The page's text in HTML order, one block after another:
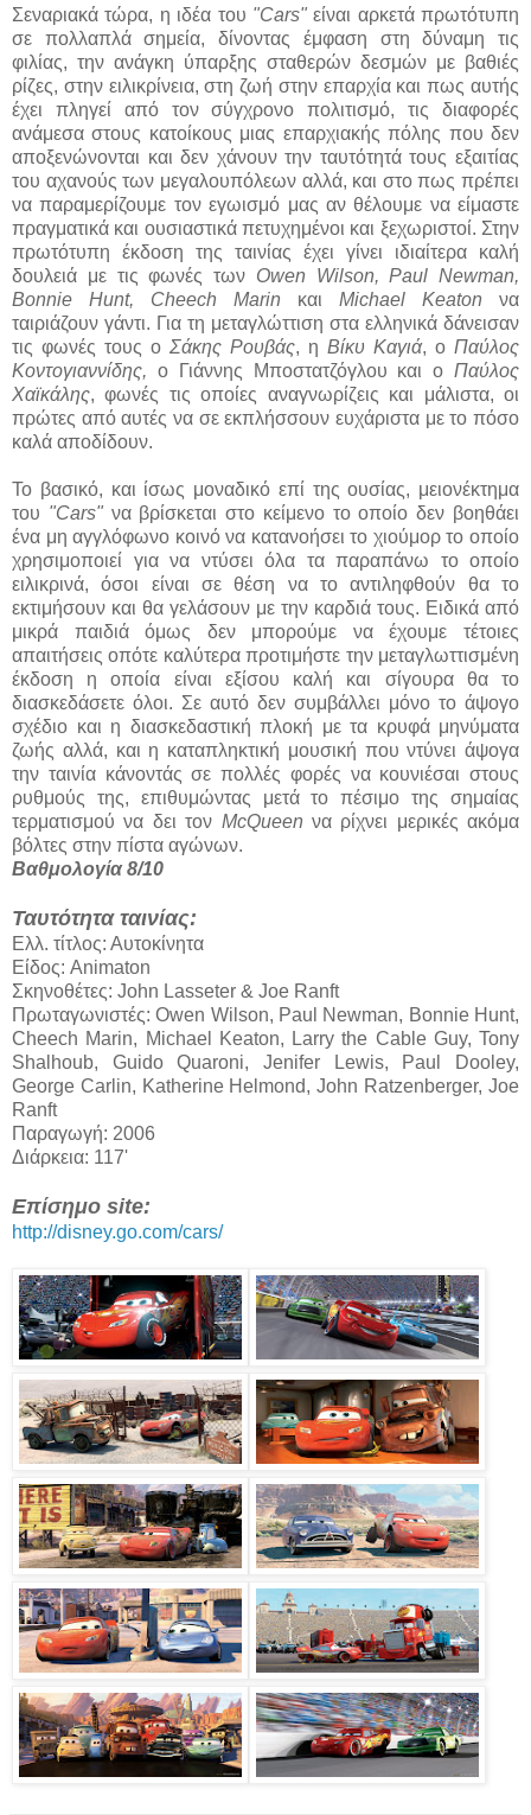
Σεναριακά τώρα, η ιδέα του "Cars"είναι αρκετά πρωτότυπη
σε πολλαπλά σημεία, δίνοντας έμφαση στη δύναμη τις
φιλίας, την ανάγκη ύπαρξης σταθερών δεσμών με βαθιές
ρίζες, στην ειλικρίνεια, στη ζωή στην επαρχία και πως αυτής
έχει πληγεί από τον σύγχρονο πολιτισμό, τις διαφορές
ανάμεσα στους κατοίκους μιας επαρχιακής πόλης που δεν
αποξενώνονται και δεν χάνουν την ταυτότητά τους εξαιτίας
του αχανούς των μεγαλουπόλεων αλλά, και στο πως πρέπει
να παραμερίζουμε τον εγωισμό μας αν θέλουμε να είμαστε
πραγματικά και ουσιαστικά πετυχημένοι και ξεχωριστοί. Στην
πρωτότυπη έκδοση της ταινίας έχει γίνει ιδιαίτερα καλή
δουλειά με τις φωνές των Owen Wilson, Paul Newman,
Bonnie Hunt, Cheech Marin και Michael Keaton να
ταιριάζουν γάντι. Για τη μεταγλώττιση στα ελληνικά δάνεισαν
τις φωνές τους ο Σάκης Ρουβάς, η Βίκυ Καγιά, ο Παύλος
Κοντογιαννίδης, ο Γιάννης Μποστατζόγλου και ο Παύλος
Χαϊκάλης, φωνές τις οποίες αναγνωρίζεις και μάλιστα, οι
πρώτες από αυτές να σε εκπλήσσουν ευχάριστα με το πόσο
καλά αποδίδουν.
Το βασικό, και ίσως μοναδικό επί της ουσίας, μειονέκτημα
του "Cars"να βρίσκεται στο κείμενο το οποίο δεν βοηθάει
ένα μη αγγλόφωνο κοινό να κατανοήσει το χιούμορ το οποίο
χρησιμοποιεί για να ντύσει όλα τα παραπάνω το οποίο
ειλικρινά, όσοι είναι σε θέση να το αντιληφθούν θα το
εκτιμήσουν και θα γελάσουν με την καρδιά τους. Ειδικά από
μικρά παιδιά όμως δεν μπορούμε να έχουμε τέτοιες
απαιτήσεις οπότε καλύτερα προτιμήστε την μεταγλωττισμένη
έκδοση η οποία είναι εξίσου καλή και σίγουρα θα το
διασκεδάσετε όλοι. Σε αυτό δεν συμβάλλει μόνο το άψογο
σχέδιο και η διασκεδαστική πλοκή με τα κρυφά μηνύματα
ζωής αλλά, και η καταπληκτική μουσική που ντύνει άψογα
την ταινία κάνοντάς σε πολλές φορές να κουνιέσαι στους
ρυθμούς της, επιθυμώντας μετά το πέσιμο της σημαίας
τερματισμού να δει τον McQueen να ρίχνει μερικές ακόμα
βόλτες στην πίστα αγώνων.
Βαθμολογία 8/10
Ταυτότητα ταινίας:
Ελλ. τίτλος: Αυτοκίνητα
Είδος: Animaton
Σκηνοθέτες: John Lasseter & Joe Ranft
Πρωταγωνιστές: Owen Wilson, Paul Newman, Bonnie Hunt,
Cheech Marin, Michael Keaton, Larry the Cable Guy, Tony
Shalhoub, Guido Quaroni, Jenifer Lewis, Paul Dooley,
George Carlin, Katherine Helmond, John Ratzenberger, Joe
Ranft
Παραγωγή: 2006
Διάρκεια: 117'
Επίσημο site:
http://disney.go.com/cars/